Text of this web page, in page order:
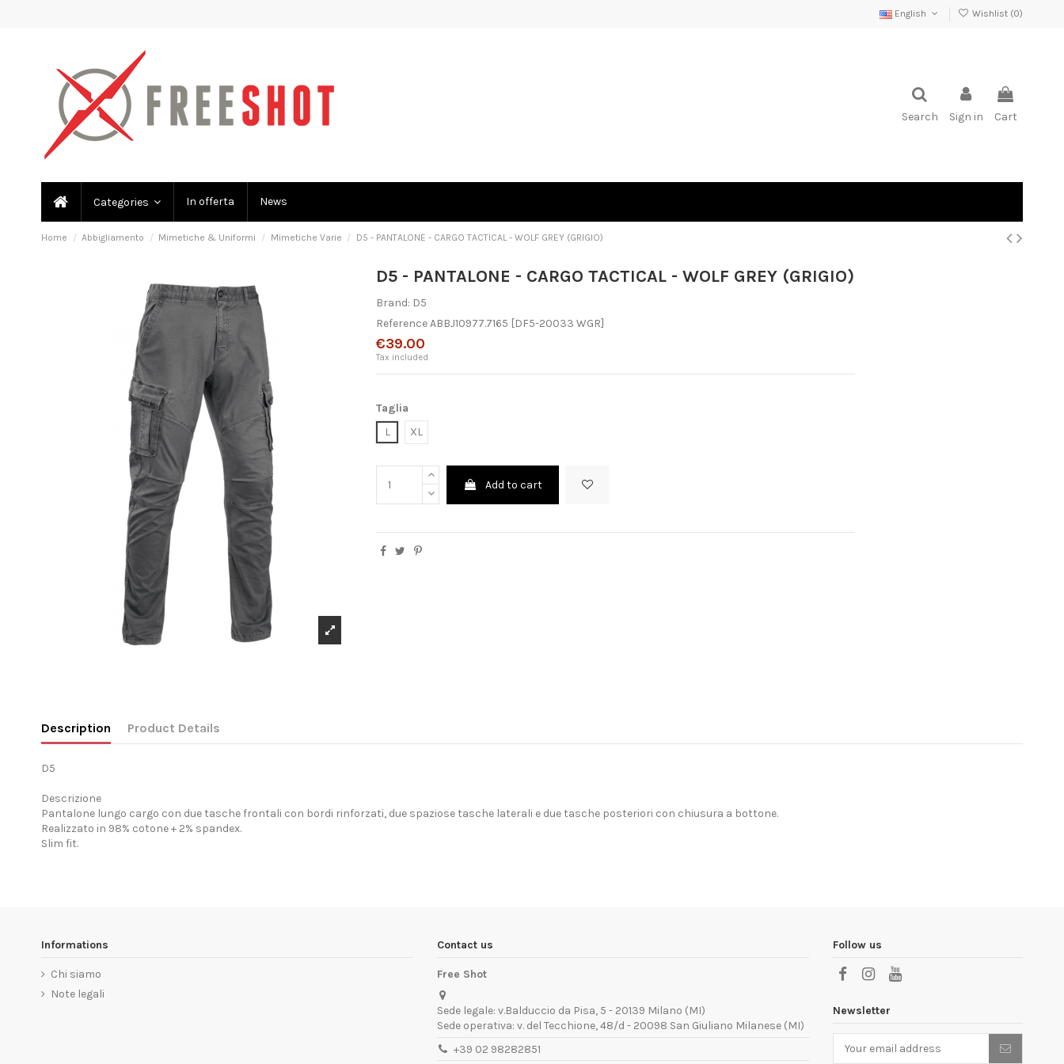
English Wishlist (0)
Search Sign in Cart
Categories In offerta News
Home Abbigliamento Mimetiche & Uniformi Mimetiche Varie D5 - PANTALONE - CARGO TACTICAL - WOLF GREY (GRIGIO)
D5 - PANTALONE - CARGO TACTICAL - WOLF GREY (GRIGIO)
Brand: D5
ReferenceABBJ10977.7165 [DF5-20033 WGR]
€39.00
Tax included
Taglia
L
XL
Add to cart
Description Product Details
D5
Descrizione
Pantalone lungo cargo con due tasche frontali con bordi rinforzati, due spaziose tasche laterali e due tasche posteriori con chiusura a bottone.
Realizzato in 98% cotone + 2% spandex.
Slim fit.
Informations
Chi siamo
Note legali
Contact us
Free Shot
Sede legale: v.Balduccio da Pisa, 5 - 20139 Milano (MI)
Sede operativa: v. del Tecchione, 48/d - 20098 San Giuliano Milanese (MI)
+39 02 98282851
Follow us
Newsletter